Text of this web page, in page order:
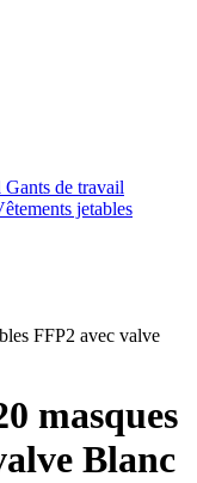
Gants de travail
jetables
FFP2 avec valve
masques
Blanc